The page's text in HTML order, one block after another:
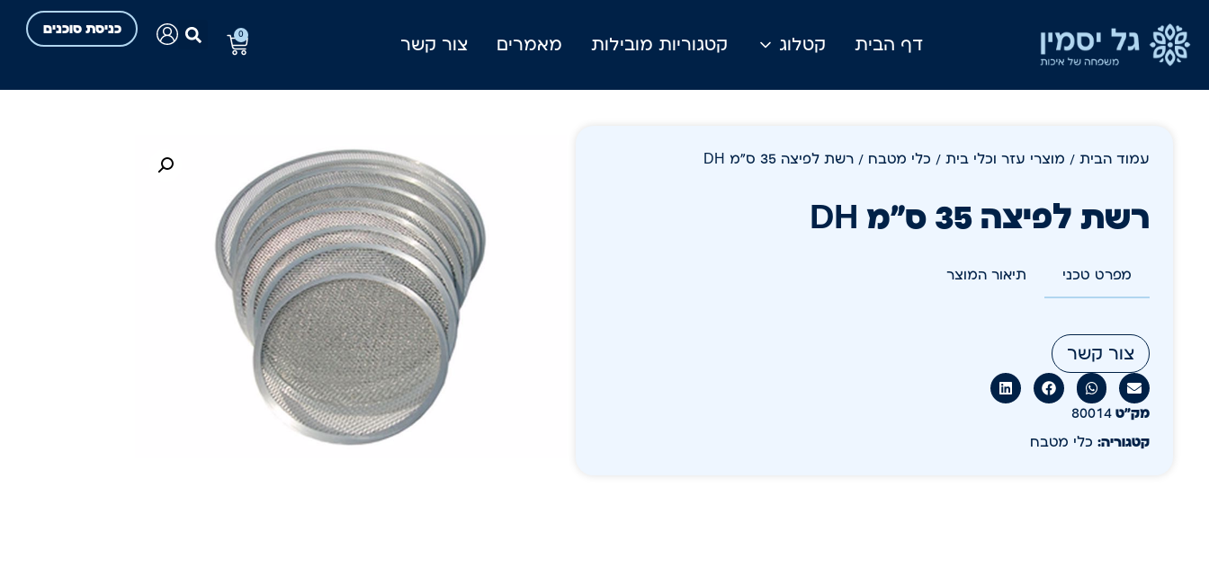
דף הבית קטלוג קטגוריות מובילות מאמרים צור קשר
כניסת סוכנים 0
עמוד הבית / מוצרי עזר וכלי בית / כלי מטבח / רשת לפיצה 35 ס"מ DH
רשת לפיצה 35 ס"מ DH
מפרט טכני תיאור המוצר
צור קשר
מק״ט 80014
קטגוריה: כלי מטבח